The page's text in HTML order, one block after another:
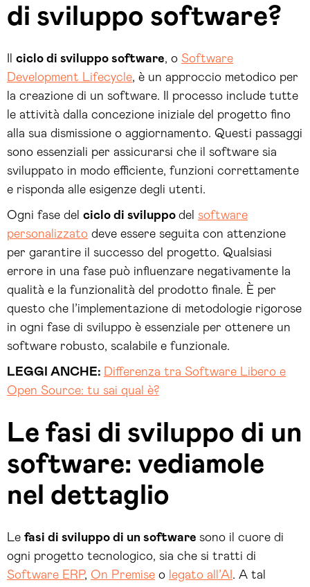
di sviluppo software?
ciclo di sviluppo software, o Software
Development Lifecycle, è un approccio metodico per
la creazione di un software. Il processo include tutte
le attività dalla concezione iniziale del progetto fino
alla sua dismissione o aggiornamento. Questi passaggi
sono essenziali per assicurarsi che il software sia
sviluppato in modo efficiente, funzioni correttamente
e risponda alle esigenze degli utenti.
Ogni fase del ciclo di sviluppo del software
personalizzato deve essere seguita con attenzione
per garantire il successo del progetto. Qualsiasi
errore in una fase può influenzare negativamente la
qualità e la funzionalità del prodotto finale. È per
questo che l’implementazione di metodologie rigorose
in ogni fase di sviluppo è essenziale per ottenere un
software robusto, scalabile e funzionale.
LEGGI ANCHE: Differenza tra Software Libero e
Open Source: tu sai qual è?
Le fasi di sviluppo di un
software: vediamole
nel dettaglio
Le fasi di sviluppo di un software sono il cuore di
ogni progetto tecnologico, sia che si tratti di
Software ERP, On Premise o legato all’AI . A tal